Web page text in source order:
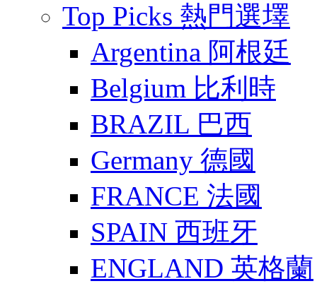
Top Picks 熱門選墿
Argentina 阿根廷
Belgium 比利時
BRAZIL 巴西
Germany 德國
FRANCE 法國
SPAIN 西班牙
ENGLAND 英格蘭